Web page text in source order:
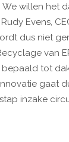
willen het
Evens,
dus niet
van
tot
gaat
inzake